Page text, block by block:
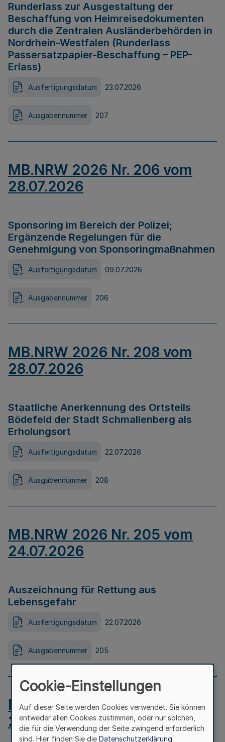
Runderlass zur Ausgestaltung der
Beschaffung von Heimreisedokumenten
durch die Zentralen Ausländerbehörden in
Nordrhein-Westfalen (Runderlass
Passersatzpapier-Beschaffung – PEP-
Erlass)
Ausfertigungsdatum 23.07.2026
Ausgabennummer 207
MB.NRW 2026 Nr. 206 vom
28.07.2026
Sponsoring im Bereich der Polizei;
Ergänzende Regelungen für die
Genehmigung von Sponsoringmaßnahmen
Ausfertigungsdatum 09.07.2026
Ausgabennummer 206
MB.NRW 2026 Nr. 208 vom
28.07.2026
Staatliche Anerkennung des Ortsteils
Bödefeld der Stadt Schmallenberg als
Erholungsort
Ausfertigungsdatum 22.07.2026
Ausgabennummer 208
MB.NRW 2026 Nr. 205 vom
24.07.2026
Auszeichnung für Rettung aus
Lebensgefahr
Ausfertigungsdatum 22.07.2026
Ausgabennummer 205
MB.NRW 2026 Nr. 204 vom
24.07.2026
Cookie-Einstellungen
Auf dieser Seite werden Cookies verwendet. Sie können
entweder allen Cookies zustimmen, oder nur solchen,
die für die Verwendung der Seite zwingend erforderlich
sind. Hier finden Sie die Datenschutzerklärung